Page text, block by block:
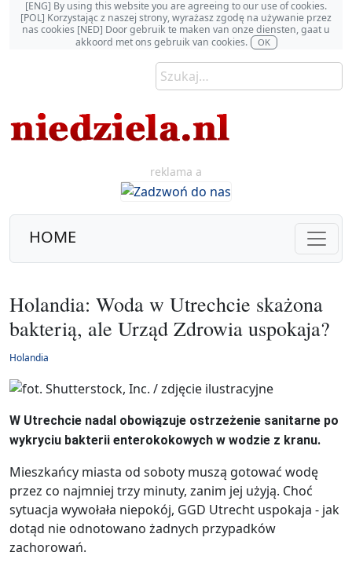
[ENG] By using this website you are agreeing to our use of cookies.
[POL] Korzystając z naszej strony, wyrażasz zgodę na używanie przez
nas cookies [NED] Door gebruik te maken van onze diensten, gaat u
akkoord met ons gebruik van cookies.
OK
reklama a
HOME
Holandia: Woda w Utrechcie skażona
bakterią, ale Urząd Zdrowia uspokaja?
Holandia
W Utrechcie nadal obowiązuje ostrzeżenie sanitarne po
wykryciu bakterii enterokokowych w wodzie z kranu.
Mieszkańcy miasta od soboty muszą gotować wodę
przez co najmniej trzy minuty, zanim jej użyją. Choć
sytuacja wywołała niepokój, GGD Utrecht uspokaja - jak
dotąd nie odnotowano żadnych przypadków
zachorowań.